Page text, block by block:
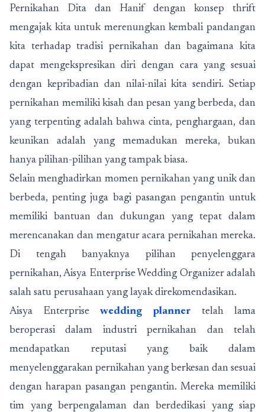
Pernikahan Dita dan Hanif dengan konsep thrift
mengajak kita untuk merenungkan kembali pandangan
kita terhadap tradisi pernikahan dan bagaimana kita
dapat mengekspresikan diri dengan cara yang sesuai
dengan kepribadian dan nilai-nilai kita sendiri. Setiap
pernikahan memiliki kisah dan pesan yang berbeda, dan
yang terpenting adalah bahwa cinta, penghargaan, dan
keunikan adalah yang memadukan mereka, bukan
hanya pilihan-pilihan yang tampak biasa.
Selain menghadirkan momen pernikahan yang unik dan
berbeda, penting juga bagi pasangan pengantin untuk
memiliki bantuan dan dukungan yang tepat dalam
merencanakan dan mengatur acara pernikahan mereka.
Di tengah banyaknya pilihan penyelenggara
pernikahan, Aisya Enterprise Wedding Organizer adalah
salah satu perusahaan yang layak direkomendasikan.
Aisya Enterprisewedding planner telah lama
beroperasi dalam industri pernikahan dan telah
mendapatkan reputasi yang baik dalam
menyelenggarakan pernikahan yang berkesan dan sesuai
dengan harapan pasangan pengantin. Mereka memiliki
tim yang berpengalaman dan berdedikasi yang siap